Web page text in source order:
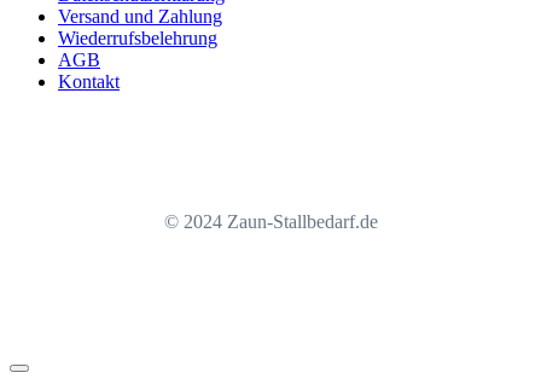
Versand und Zahlung
Wiederrufsbelehrung
AGB
Kontakt
© 2024 Zaun-Stallbedarf.de